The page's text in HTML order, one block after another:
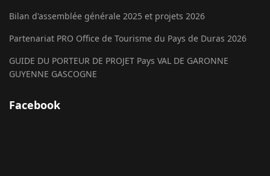
Bilan d'assemblée générale 2025 et projets 2026
Partenariat PRO Office de Tourisme du Pays de Duras 2026
GUIDE DU PORTEUR DE PROJET Pays VAL DE GARONNE
GUYENNE GASCOGNE
Facebook